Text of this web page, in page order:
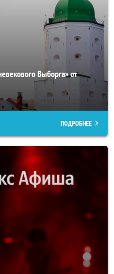
Выборга» от
ПОДРОБНЕЕ